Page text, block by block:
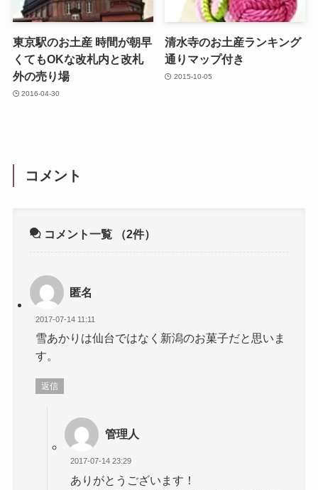
東京駅のお土産 時間が朝早
くてもOKな改札内と改札
外の売り場
2016-04-30
清水寺のお土産ランキング
通りマップ付き
2015-10-05
コメント
コメント一覧 （2件）
匿名
2017-07-14 11:11
雪あかりは仙台ではなく新潟のお菓子だと思いま
す。
返信
管理人
2017-07-14 23:29
ありがとうございます！